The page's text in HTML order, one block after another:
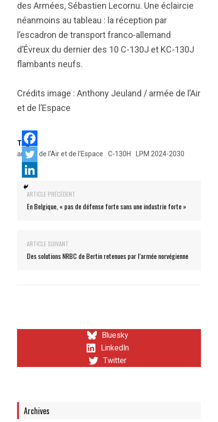
des Armées, Sébastien Lecornu. Une éclaircie
néanmoins au tableau : la réception par
l’escadron de transport franco-allemand
d’Évreux du dernier des 10 C-130J et KC-130J
flambants neufs.
Crédits image : Anthony Jeuland / armée de l’Air
et de l’Espace
Tags:
armée de l'Air et de l'Espace
C-130H LPM 2024-2030
ARTICLE PRÉCÉDENT
En Belgique, « pas de défense forte sans une industrie forte »
ARTICLE SUIVANT
Des solutions NRBC de Bertin retenues par l’armée norvégienne
Bluesky
LinkedIn
Twitter
Archives